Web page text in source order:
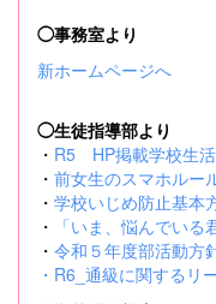
◯事務室より
新ホームページへ
◯生徒指導部より
・ R5 HP掲載学校生
・ 前女生のスマホルー
・ 学校いじめ防止基本
・
「いま、悩んでい
・ 令和５年度部活動方
・ R6_通級に関するリ